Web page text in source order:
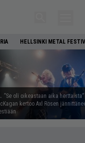
HELLSINKI METAL
”Se oli oikeastaan aika
kertoo Axl Rosen